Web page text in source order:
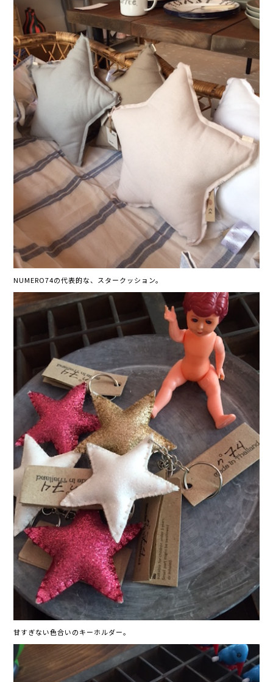
NUMERO74の代表的な、スタークッション。
甘すぎない色合いのキーホルダー。